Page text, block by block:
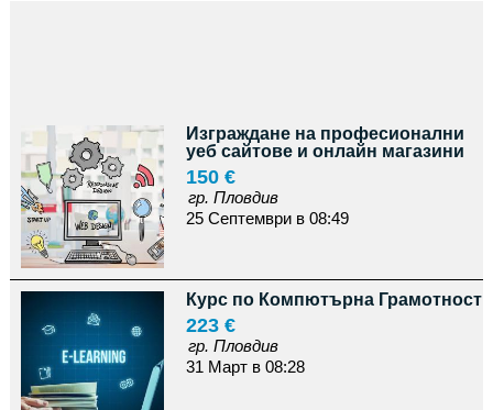
Изграждане на професионални
уеб сайтове и онлайн магазини
150 €
гр. Пловдив
25 Септември в 08:49
Курс по Компютърна Грамотност
223 €
гр. Пловдив
31 Март в 08:28